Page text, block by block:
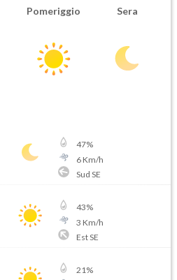
Pomeriggio Sera
47%
6Km/h
Sud SE
43%
3 Km/h
Est SE
21%